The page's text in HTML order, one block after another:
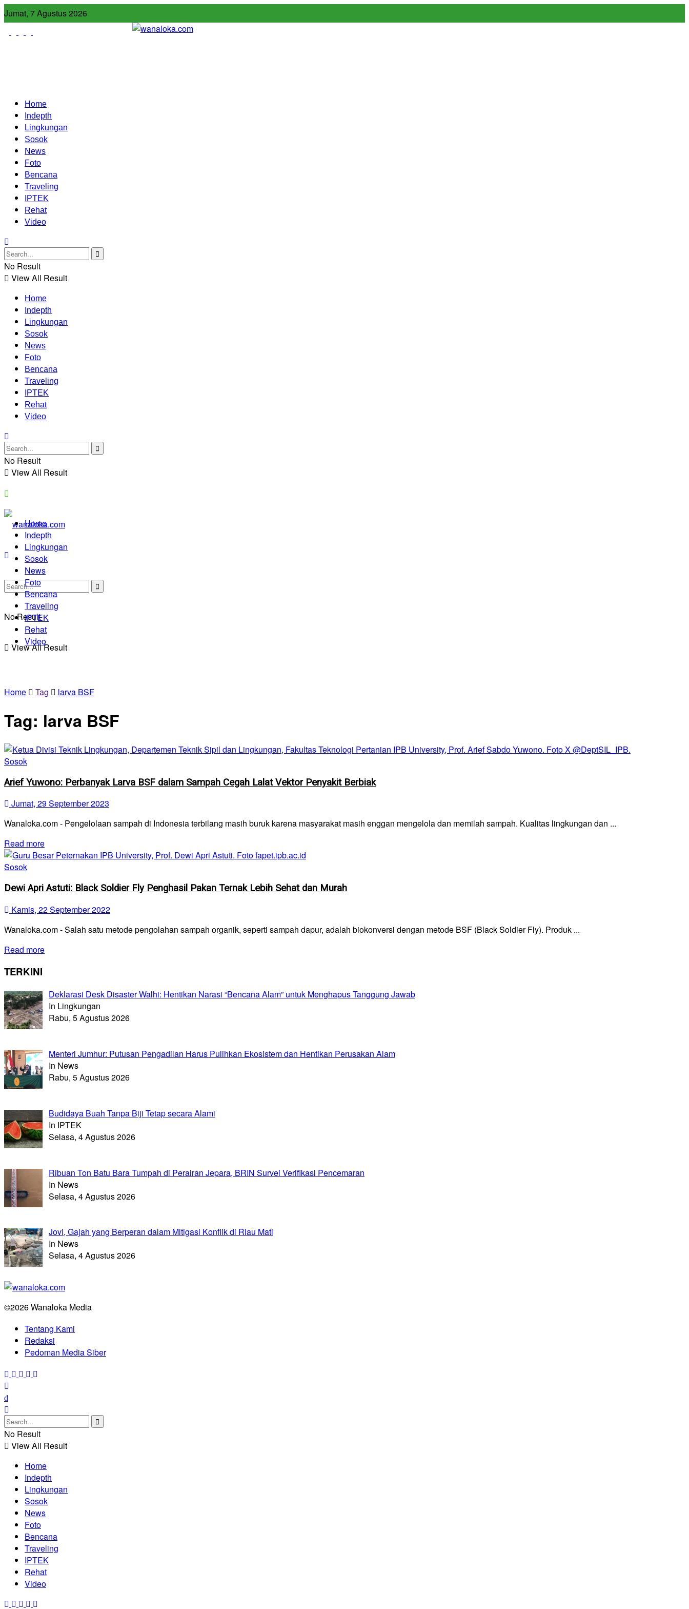
Jumat, 7 Agustus 2026
Home
Indepth
Lingkungan
Sosok
News
Foto
Bencana
Traveling
IPTEK
Rehat
Video
No Result
View All Result
Home
Indepth
Lingkungan
Sosok
News
Foto
Bencana
Traveling
IPTEK
Rehat
Video
No Result
View All Result
No Result
View All Result
Home
Indepth
Lingkungan
Sosok
News
Foto
Bencana
Traveling
IPTEK
Rehat
Video
Home Tag larva BSF
Tag: larva BSF
Sosok
Arief Yuwono: Perbanyak Larva BSF dalam Sampah Cegah Lalat Vektor Penyakit Berbiak
Jumat, 29 September 2023
Wanaloka.com - Pengelolaan sampah di Indonesia terbilang masih buruk karena masyarakat masih enggan mengelola dan memilah sampah. Kualitas lingkungan dan ...
Read more
Sosok
Dewi Apri Astuti: Black Soldier Fly Penghasil Pakan Ternak Lebih Sehat dan Murah
Kamis, 22 September 2022
Wanaloka.com - Salah satu metode pengolahan sampah organik, seperti sampah dapur, adalah biokonversi dengan metode BSF (Black Soldier Fly). Produk ...
Read more
TERKINI
Deklarasi Desk Disaster Walhi: Hentikan Narasi “Bencana Alam” untuk Menghapus Tanggung Jawab
In Lingkungan
Rabu, 5 Agustus 2026
Menteri Jumhur: Putusan Pengadilan Harus Pulihkan Ekosistem dan Hentikan Perusakan Alam
In News
Rabu, 5 Agustus 2026
Budidaya Buah Tanpa Biji Tetap secara Alami
In IPTEK
Selasa, 4 Agustus 2026
Ribuan Ton Batu Bara Tumpah di Perairan Jepara, BRIN Survei Verifikasi Pencemaran
In News
Selasa, 4 Agustus 2026
Jovi, Gajah yang Berperan dalam Mitigasi Konflik di Riau Mati
In News
Selasa, 4 Agustus 2026
©2026 Wanaloka Media
Tentang Kami
Redaksi
Pedoman Media Siber
No Result
View All Result
Home
Indepth
Lingkungan
Sosok
News
Foto
Bencana
Traveling
IPTEK
Rehat
Video